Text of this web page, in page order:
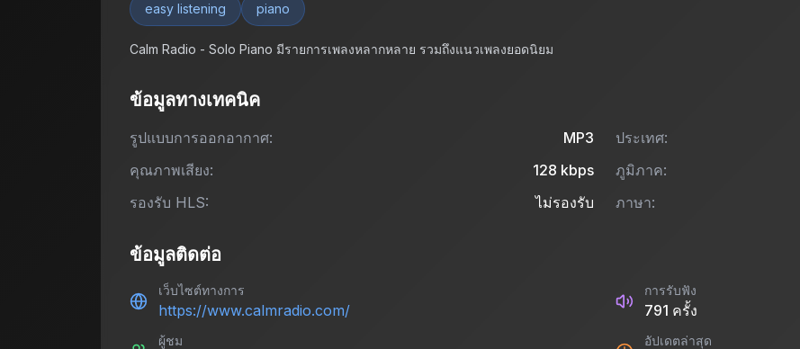
easy listening piano
Calm Radio - Solo Piano มีรายการเพลงหลากหลาย รวมถึงแนวเพลงยอดนิยม
ข้อมูลทางเทคนิค
รูปแบบการออกอากาศ:
MP3
คุณภาพเสียง:
128 kbps
รองรับ HLS:
ไม่รองรับ
ประเทศ:
ภูมิภาค:
ภาษา:
ข้อมูลติดต่อ
เว็บไซต์ทางการ
https://www.calmradio.com/
ผู้ชม
การรับฟัง
791 ครั้ง
อัปเดตล่าสุด